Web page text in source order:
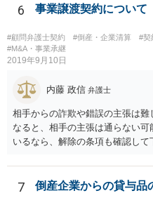
ても清算条項の適用範囲内と
本的には有効期間を定めていな
て差し支えないと考えます。外部
義務違反での損害賠償請求も考え
6 事業譲渡契約について
#顧問弁護士契約 #倒産・企業清算
#契
#M&A・事業承継
2019年9月10日
内藤 政信 弁護士
相手からの詐欺や錯誤の主張は
なると、相手の主張は通らない
いるなら、解除の条項も確認して
7 倒産企業からの貸与品